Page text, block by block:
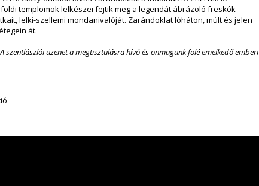
templomok lelkészei fejtik meg a legendát ábrázoló freskók
lelki-szellemi mondanivalóját. Zarándoklat lóháton, múlt és jelen
át.
szentlászlói üzenet a megtisztulásra hívó és önmagunk fölé emelkedő emberi